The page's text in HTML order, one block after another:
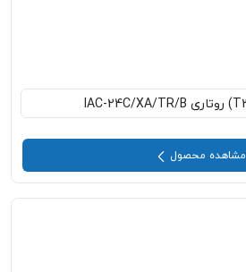
مشاهده محصول